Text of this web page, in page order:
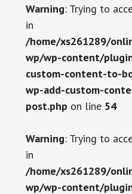
Warning: Trying to
in
/home/xs261289/
wp/wp-content/
custom-content-to-
wp-add-custom-
post.php on line 54
Warning: Trying to
in
/home/xs261289/
wp/wp-content/